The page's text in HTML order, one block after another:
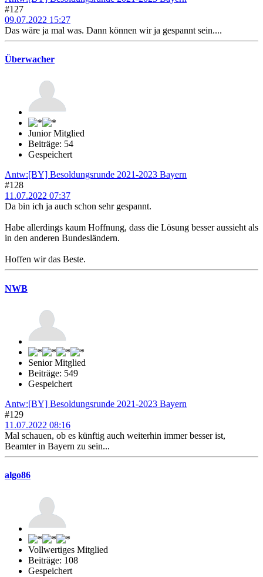
#127
09.07.2022 15:27
Das wäre ja mal was. Dann können wir ja gespannt sein....
Überwacher
Junior Mitglied
Beiträge: 54
Gespeichert
Antw:[BY] Besoldungsrunde 2021-2023 Bayern
#128
11.07.2022 07:37
Da bin ich ja auch schon sehr gespannt.
Habe allerdings kaum Hoffnung, dass die Lösung besser aussieht als
in den anderen Bundesländern.
Hoffen wir das Beste.
NWB
Senior Mitglied
Beiträge: 549
Gespeichert
Antw:[BY] Besoldungsrunde 2021-2023 Bayern
#129
11.07.2022 08:16
Mal schauen, ob es künftig auch weiterhin immer besser ist,
Beamter in Bayern zu sein...
algo86
Vollwertiges Mitglied
Beiträge: 108
Gespeichert